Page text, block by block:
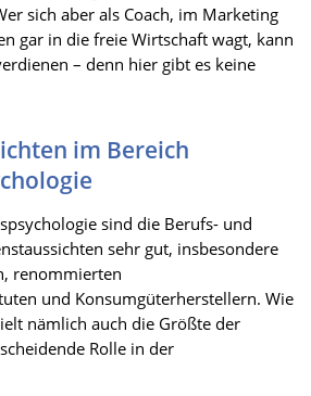
sich aber als Coach, im Marketing
gar in die freie Wirtschaft wagt, kann
– denn hier gibt es keine
im Bereich
sind die Berufs- und
sehr gut, insbesondere
renommierten
und Konsumgüterherstellern. Wie
nämlich auch die Größte der
Rolle in der